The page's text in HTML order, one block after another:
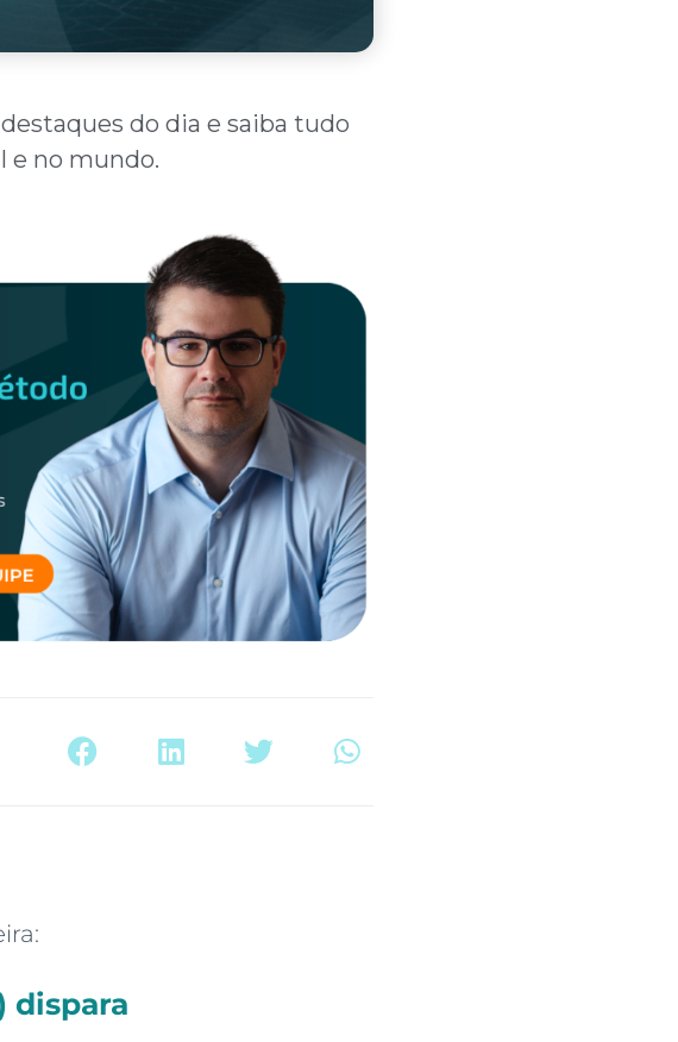
do dia e saiba tudo
e no mundo.
dispara